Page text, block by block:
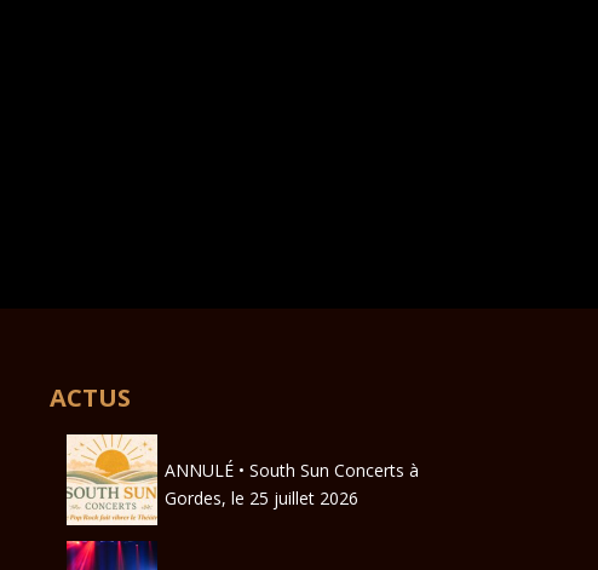
ACTUS
ANNULÉ • South Sun Concerts à
Gordes, le 25 juillet 2026